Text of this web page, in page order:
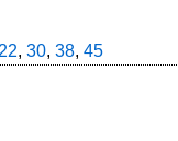
22, 30, 38, 45